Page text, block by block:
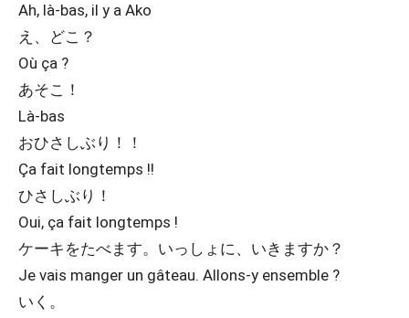
Ah, là-bas, il y a Ako
え、どこ？
Où ça ?
あそこ！
Là-bas
おひさしぶり！！
Ça fait longtemps !!
ひさしぶり！
Oui, ça fait longtemps !
ケーキをたべます。いっしょに、いきますか？
Je vais manger un gâteau. Allons-y ensemble ?
いく。